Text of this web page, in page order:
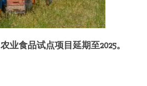
业食品试点项目延期至2025。